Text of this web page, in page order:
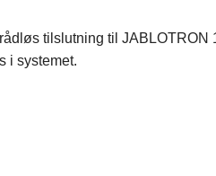
tilslutning til JABLOTRON
i systemet.